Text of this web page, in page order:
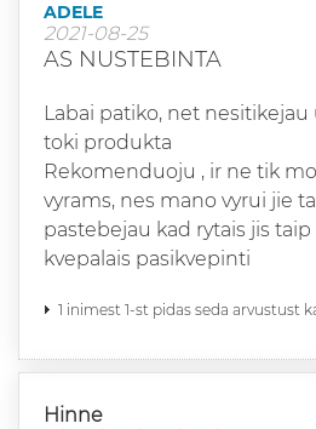
ADELE
2021-08-25
AS NUSTEBINTA
Labai patiko, net
toki produkta
Rekomenduoju , ir ne tik
vyrams, nes mano vyrui jie
pastebejau kad rytais jis
kvepalais pasikvepinti
1 inimest 1-st pidas seda arvustust
Hinne